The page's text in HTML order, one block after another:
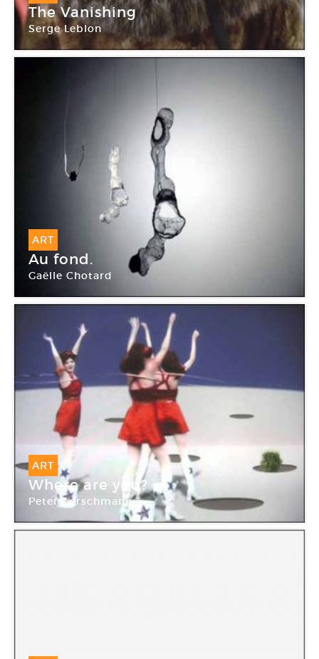
The Vanishing
Serge Leblon
ART
Au fond.
Gaëlle Chotard
ART
Where are you?
Peter Aerschmann